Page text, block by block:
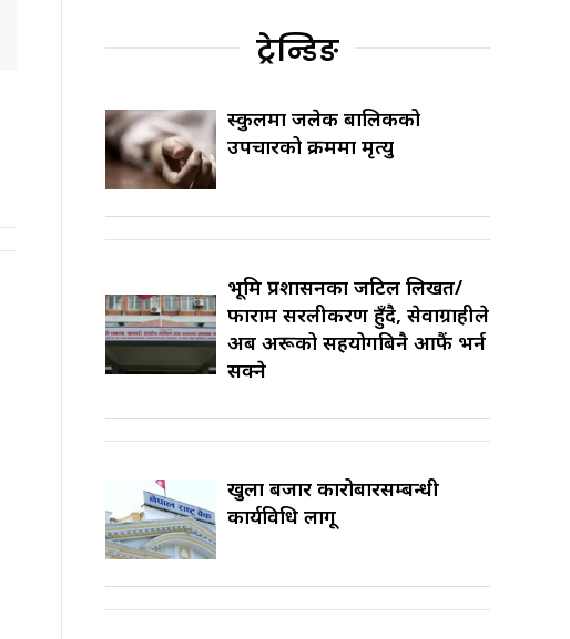
ट्रेन्डिङ
स्कुलमा जलेकी बालिकको
उपचारको क्रममा मृत्यु
भूमि प्रशासनका जटिल लिखत/
फाराम सरलीकरण हुँदै, सेवाग्राहीले
अब अरूको सहयोगबिनै आफैं भर्न
सक्ने
खुला बजार कारोबारसम्बन्धी
कार्यविधि लागू